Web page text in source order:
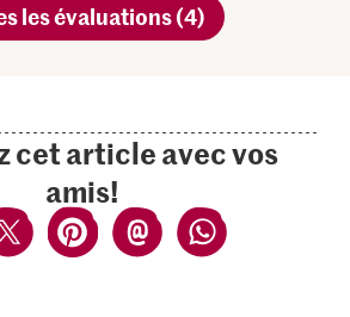
les évaluations (4)
cet article avec vos
amis!